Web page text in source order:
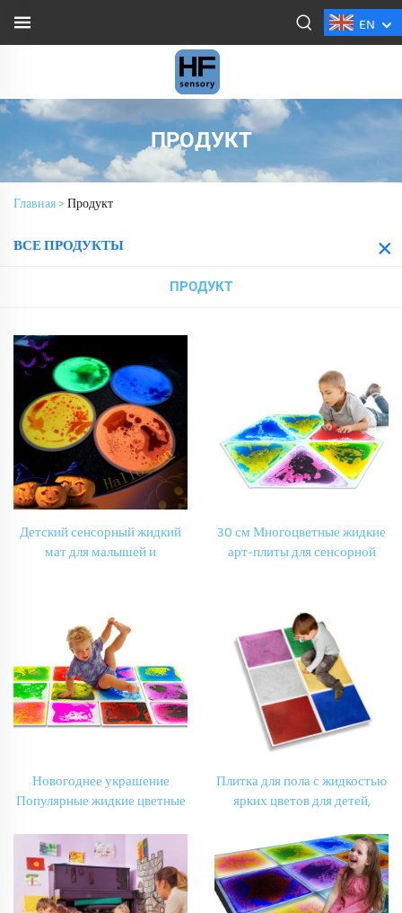
EN
ПРОДУКТ
Главная >Продукт
ВСЕ ПРОДУКТЫ
ПРОДУКТ
Детский сенсорный жидкий
мат для малышей и
потока, снятие стресса,
игрушка для сжатия
30 см Многоцветные жидкие
арт-плиты для сенсорной
покрытием для дома, коврик
для игровой комнаты для
детей с аутизмом
Новогоднее украшение
Популярные жидкие цветные
обучающие игрушки для
детского сада
Мультимедийная комната Зал
танцев
Плитка для пола с жидкостью
ярких цветов для детей,
на праздник Рождества,
виниловые напольные плитки
для дома